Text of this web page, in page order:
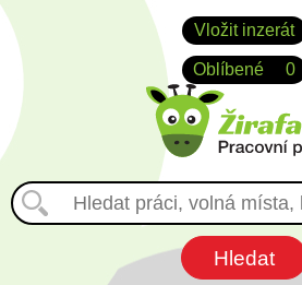
Vložit inzerát
Oblíbené 0